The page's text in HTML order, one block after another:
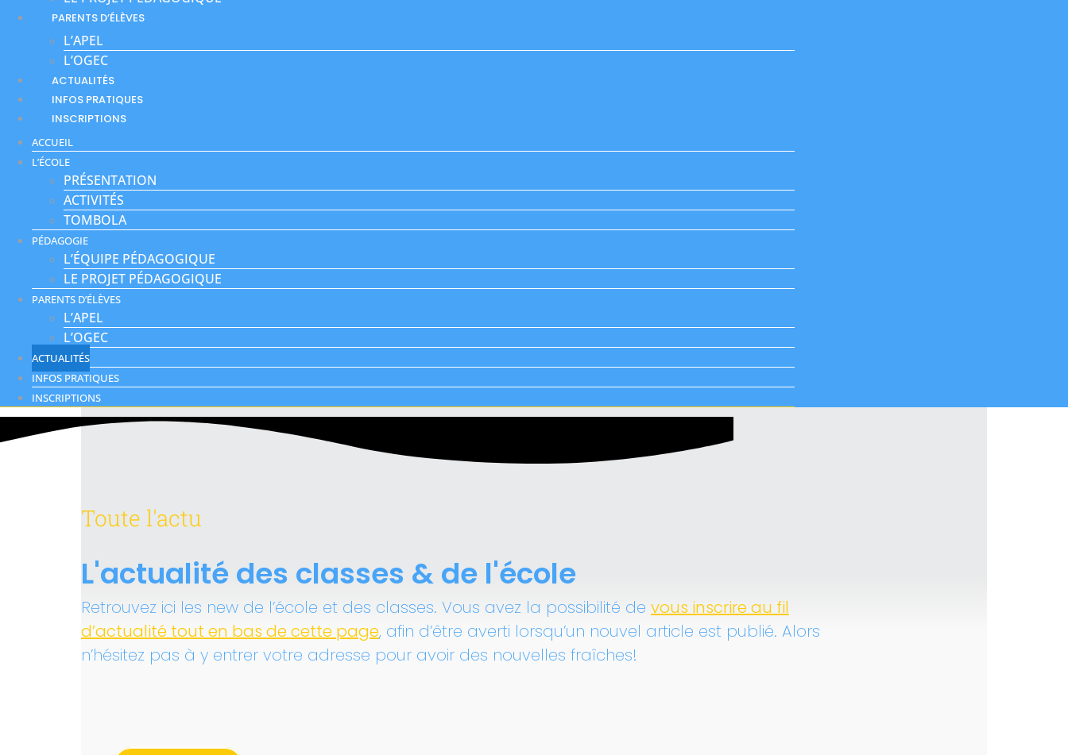
PARENTS D’ÉLÈVES
L’APEL
L’OGEC
ACTUALITÉS
INFOS PRATIQUES
INSCRIPTIONS
ACCUEIL
L’ÉCOLE
PRÉSENTATION
ACTIVITÉS
TOMBOLA
PÉDAGOGIE
L’ÉQUIPE PÉDAGOGIQUE
LE PROJET PÉDAGOGIQUE
PARENTS D’ÉLÈVES
L’APEL
L’OGEC
ACTUALITÉS
INFOS PRATIQUES
INSCRIPTIONS
Toute l'actu
L'actualité des classes & de l'école
Retrouvez ici les new de l’école et des classes. Vous avez la possibilité de vous inscrire au fil
d’actualité tout en bas de cette page, afin d’être averti lorsqu’un nouvel article est publié. Alors
n’hésitez pas à y entrer votre adresse pour avoir des nouvelles fraîches!